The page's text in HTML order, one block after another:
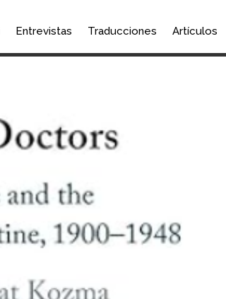
Entrevistas Traducciones Artículos